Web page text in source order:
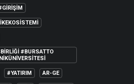
#BURSATTO
#YATIRIM AR-GE